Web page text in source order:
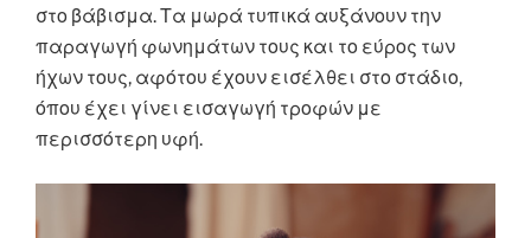
στο βάβισμα. Τα μωρά τυπικά αυξάνουν την
παραγωγή φωνημάτων τους και το εύρος των
ήχων τους, αφότου έχουν εισέλθει στο στάδιο,
όπου έχει γίνει εισαγωγή τροφών με
περισσότερη υφή.